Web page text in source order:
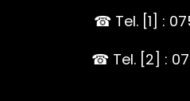
☎ Tel. [1] :
☎ Tel. [2] :